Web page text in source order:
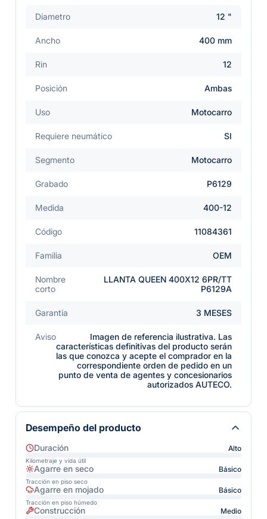
Diametro 12 "
Ancho 400 mm
Rin 12
Posición Ambas
Uso Motocarro
Requiere neumático SI
Segmento Motocarro
Grabado P6129
Medida 400-12
Código 11084361
Familia OEM
Nombre
corto
LLANTA QUEEN 400X12 6PR/TT
P6129A
Garantía 3 MESES
Aviso
Imagen de referencia ilustrativa. Las
características definitivas del producto serán
las que conozca y acepte el comprador en la
correspondiente orden de pedido en un
punto de venta de agentes y concesionarios
autorizados AUTECO.
Desempeño del producto
Duración Alto
Kilometraje y vida útil
Agarre en seco Básico
Tracción en piso seco
Agarre en mojado Básico
Tracción en piso húmedo
Construcción Medio